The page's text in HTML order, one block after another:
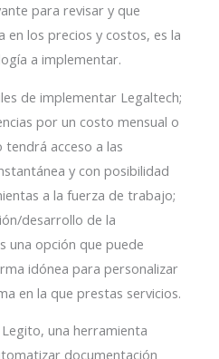
para revisar y que
los precios y costos, es la
a implementar.
de implementar Legaltech;
por un costo mensual o
tendrá acceso a las
y con posibilidad
a la fuerza de trabajo;
desarrollo de la
una opción que puede
idónea para personalizar
en la que prestas servicios.
una herramienta
documentación